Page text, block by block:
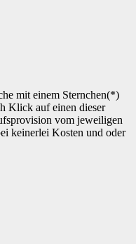
mit einem Sternchen(*)
Klick auf einen dieser
vom jeweiligen
keinerlei Kosten und oder